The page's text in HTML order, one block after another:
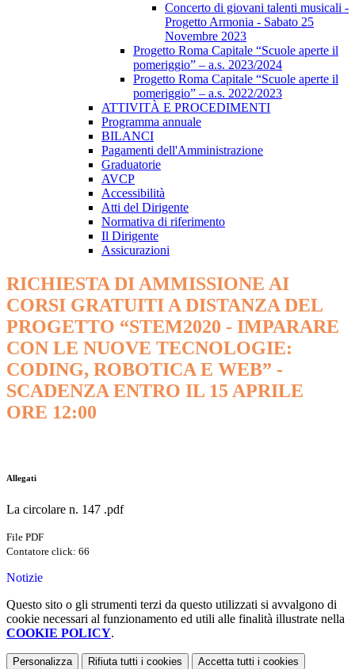
Concerto di giovani talenti musicali -
Progetto Armonia - Sabato 25
Novembre 2023
Progetto Roma Capitale “Scuole aperte il
pomeriggio” – a.s. 2023/2024
Progetto Roma Capitale “Scuole aperte il
pomeriggio” – a.s. 2022/2023
ATTIVITÀ E PROCEDIMENTI
Programma annuale
BILANCI
Pagamenti dell'Amministrazione
Graduatorie
AVCP
Accessibilità
Atti del Dirigente
Normativa di riferimento
Il Dirigente
Assicurazioni
RICHIESTA DI AMMISSIONE AI
CORSI GRATUITI A DISTANZA DEL
PROGETTO “STEM2020 - IMPARARE
CON LE NUOVE TECNOLOGIE:
CODING, ROBOTICA E WEB” -
SCADENZA ENTRO IL 15 APRILE
ORE 12:00
Allegati
La circolare n. 147 ​.pdf
File PDF
Contatore click: 66
Notizie
Questo sito o gli strumenti terzi da questo utilizzati si avvalgono di
cookie necessari al funzionamento ed utili alle finalità illustrate nella
COOKIE POLICY.
Personalizza Rifiuta tutti i cookies Accetta tutti i cookies